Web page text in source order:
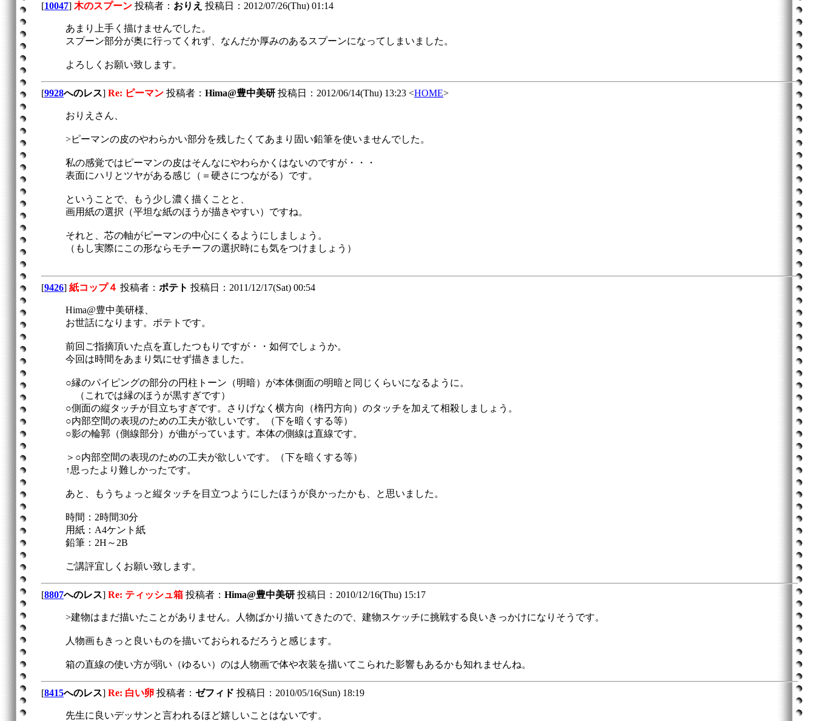
[10047] 木のスプーン 投稿者： おりえ 投稿日：2012/07/26(Thu) 01:14
あまり上手く描けませんでした。
スプーン部分が奥に行ってくれず、なんだか厚みのあるスプーンになってしまいました。
よろしくお願い致します。
[9928へのレス] Re: ピーマン 投稿者： Hima@豊中美研 投稿日：2012/06/14(Thu) 13:23 <HOME>
おりえさん、
>ピーマンの皮のやわらかい部分を残したくてあまり固い鉛筆を使いませんでした。
私の感覚ではピーマンの皮はそんなにやわらかくはないのですが・・・
表面にハリとツヤがある感じ（＝硬さにつながる）です。
ということで、もう少し濃く描くことと、
画用紙の選択（平坦な紙のほうが描きやすい）ですね。
それと、芯の軸がピーマンの中心にくるようにしましょう。
（もし実際にこの形ならモチーフの選択時にも気をつけましょう）
[9426] 紙コップ４ 投稿者： ポテト 投稿日：2011/12/17(Sat) 00:54
Hima@豊中美研様、
お世話になります。ポテトです。
前回ご指摘頂いた点を直したつもりですが・・如何でしょうか。
今回は時間をあまり気にせず描きました。
○縁のパイピングの部分の円柱トーン（明暗）が本体側面の明暗と同じくらいになるように。
（これでは縁のほうが黒すぎです）
○側面の縦タッチが目立ちすぎです。さりげなく横方向（楕円方向）のタッチを加えて相殺しましょう。
○内部空間の表現のための工夫が欲しいです。（下を暗くする等）
○影の輪郭（側線部分）が曲がっています。本体の側線は直線です。
＞○内部空間の表現のための工夫が欲しいです。（下を暗くする等）
↑思ったより難しかったです。
あと、もうちょっと縦タッチを目立つようにしたほうが良かったかも、と思いました。
時間：2時間30分
用紙：A4ケント紙
鉛筆：2H～2B
ご講評宜しくお願い致します。
[8807へのレス] Re: ティッシュ箱 投稿者： Hima@豊中美研 投稿日：2010/12/16(Thu) 15:17
>建物はまだ描いたことがありません。人物ばかり描いてきたので、建物スケッチに挑戦する良いきっかけになりそうです。
人物画もきっと良いものを描いておられるだろうと感じます。
箱の直線の使い方が弱い（ゆるい）のは人物画で体や衣装を描いてこられた影響もあるかも知れませんね。
[8415へのレス] Re: 白い卵 投稿者： ゼフィド 投稿日：2010/05/16(Sun) 18:19
先生に良いデッサンと言われるほど嬉しいことはないです。